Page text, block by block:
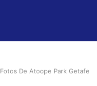
Fotos De Atoope Park Getafe